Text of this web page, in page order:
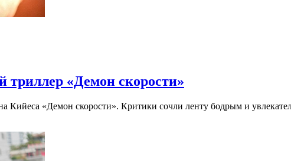
«Демон скорости»
Кийеса «Демон скорости». Критики сочли ленту бодрым и